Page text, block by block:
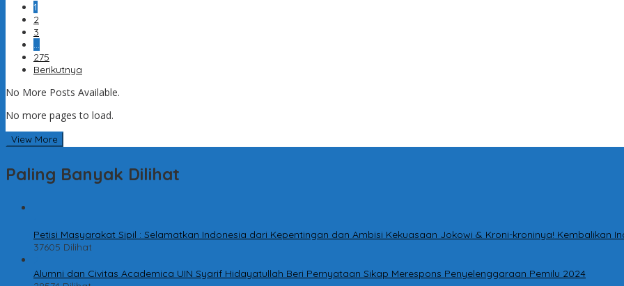
1
2
3
…
275
Berikutnya
No More Posts Available.
No more pages to load.
View More
Paling Banyak Dilihat
Petisi Masyarakat Sipil : Selamatkan Indonesia dari Kepentingan dan Ambisi Kekuasaan Jokowi & Kroni-kroninya! Kembalikan
37605 Dilihat
Alumni dan Civitas Academica UIN Syarif Hidayatullah Beri Pernyataan Sikap Merespons Penyelenggaraan Pemilu 2024